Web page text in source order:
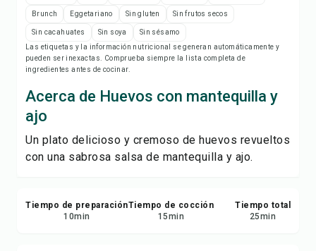
Guardar
Brunch Eggetariano Sin gluten Sin frutos secos
Sin cacahuates Sin soya
Sin sésamo
Las etiquetas y la información nutricional se generan automáticamente y
pueden ser inexactas. Comprueba siempre la lista completa de
ingredientes antes de cocinar.
Acerca de Huevos con mantequilla y
ajo
Un plato delicioso y cremoso de huevos revueltos
con una sabrosa salsa de mantequilla y ajo.
Tiempo de preparación
10min
Tiempo de cocción
15min
Tiempo total
25min